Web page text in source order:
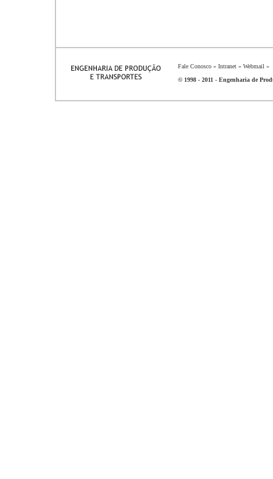
Fale Conosco » Intranet » Webmail »
© 1998 - 2011 - Engenharia de